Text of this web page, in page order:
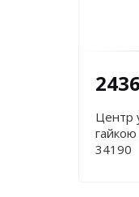
2436
Центр
34190